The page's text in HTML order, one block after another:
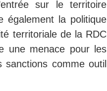
sur le territoire
également la politique
territoriale de la RDC
une menace pour les
comme outil